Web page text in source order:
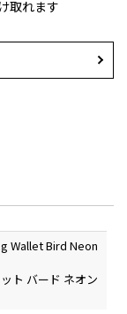
取れます
Wallet Bird Neon
ト バード ネオン